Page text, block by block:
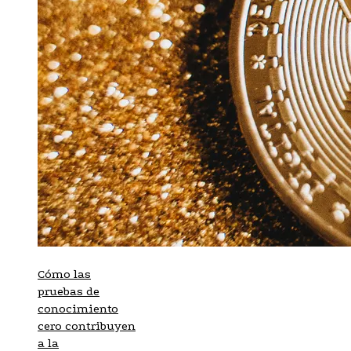
Cómo las
pruebas de
conocimiento
cero contribuyen
a la